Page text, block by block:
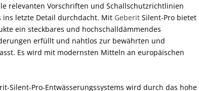
relevanten Vorschriften und Schallschutzrichtlinien
letzte Detail durchdacht. Mit Geberit Silent-Pro bietet
ein steckbares und hochschalldämmendes
erfüllt und nahtlos zur bewährten und
Es wird mit modernsten Mitteln an europäischen
Silent-Pro-Entwässerungssystems wird durch das hohe